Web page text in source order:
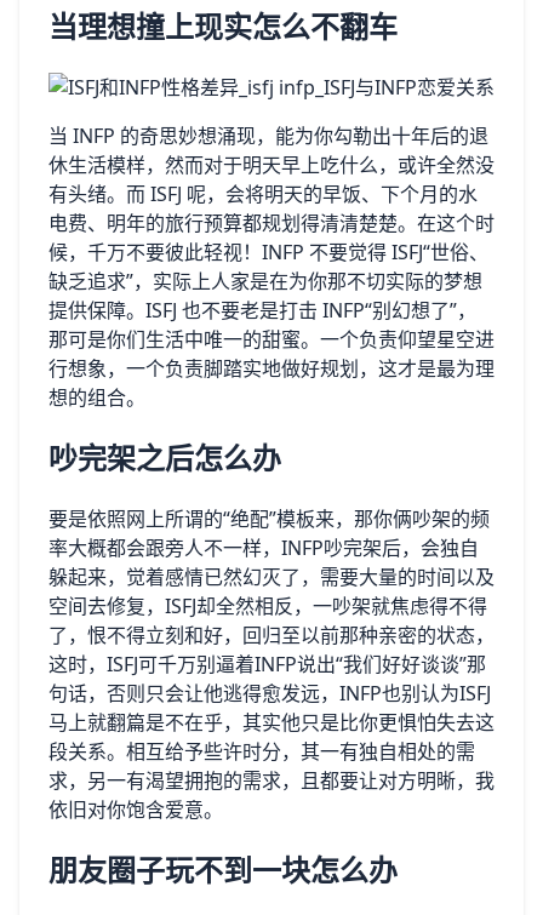
当理想撞上现实怎么不翻车
当 INFP 的奇思妙想涌现，能为你勾勒出十年后的退
休生活模样，然而对于明天早上吃什么，或许全然没
有头绪。而 ISFJ 呢，会将明天的早饭、下个月的水
电费、明年的旅行预算都规划得清清楚楚。在这个时
候，千万不要彼此轻视！INFP 不要觉得 ISFJ“世俗、
缺乏追求”，实际上人家是在为你那不切实际的梦想
提供保障。ISFJ 也不要老是打击 INFP“别幻想了”，
那可是你们生活中唯一的甜蜜。一个负责仰望星空进
行想象，一个负责脚踏实地做好规划，这才是最为理
想的组合。
吵完架之后怎么办
要是依照网上所谓的“绝配”模板来，那你俩吵架的频
率大概都会跟旁人不一样，INFP吵完架后，会独自
躲起来，觉着感情已然幻灭了，需要大量的时间以及
空间去修复，ISFJ却全然相反，一吵架就焦虑得不得
了，恨不得立刻和好，回归至以前那种亲密的状态，
这时，ISFJ可千万别逼着INFP说出“我们好好谈谈”那
句话，否则只会让他逃得愈发远，INFP也别认为ISFJ
马上就翻篇是不在乎，其实他只是比你更惧怕失去这
段关系。相互给予些许时分，其一有独自相处的需
求，另一有渴望拥抱的需求，且都要让对方明晰，我
依旧对你饱含爱意。
朋友圈子玩不到一块怎么办